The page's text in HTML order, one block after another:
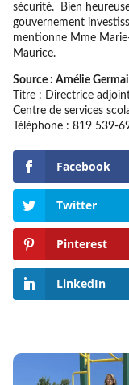
sécurité. Bien
gouvernement
mentionne Mme
Maurice.
Source : Amélie
Titre : Directrice
Centre de services
Téléphone : 819 539-
Facebook
Twitter
Pinterest
LinkedIn